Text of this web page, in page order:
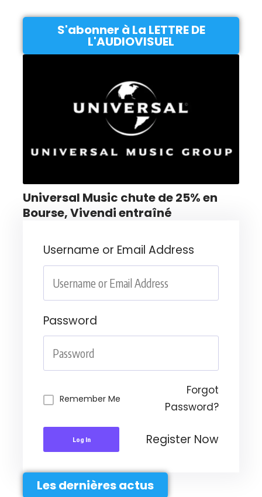
S'abonner à La LETTRE DE
L'AUDIOVISUEL
Universal Music chute de 25% en
Bourse, Vivendi entraîné
Username or Email Address
Password
Remember Me
Forgot
Password?
Log In Register Now
Les dernières actus